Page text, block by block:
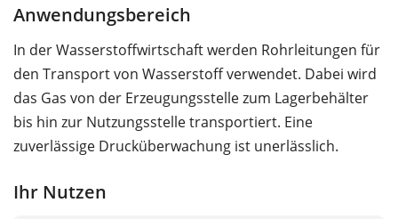
Anwendungsbereich
In der Wasserstoffwirtschaft werden Rohrleitungen für
den Transport von Wasserstoff verwendet. Dabei wird
das Gas von der Erzeugungsstelle zum Lagerbehälter
bis hin zur Nutzungsstelle transportiert. Eine
zuverlässige Drucküberwachung ist unerlässlich.
Ihr Nutzen